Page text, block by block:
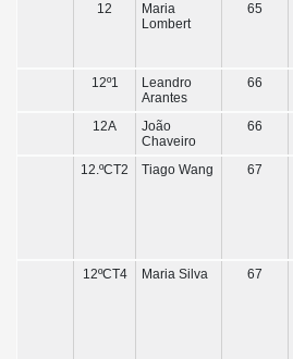
12
Maria
Lombert
65
12º1
Leandro
Arantes
66
12A
João
Chaveiro
66
12.ºCT2 Tiago Wang 67
12ºCT4 Maria Silva 67